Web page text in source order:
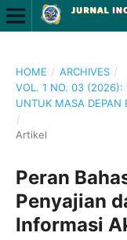
HOME / ARCHIVES /
VOL. 1 NO. 03 (2026):
UNTUK MASA DEPAN
/
Artikel
Peran
Penyajian
Informasi